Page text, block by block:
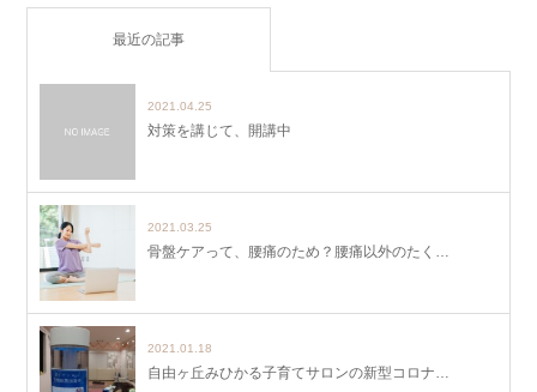
最近の記事
2021.04.25
対策を講じて、開講中
2021.03.25
骨盤ケアって、腰痛のため？腰痛以外のたく…
2021.01.18
自由ヶ丘みひかる子育てサロンの新型コロナ…